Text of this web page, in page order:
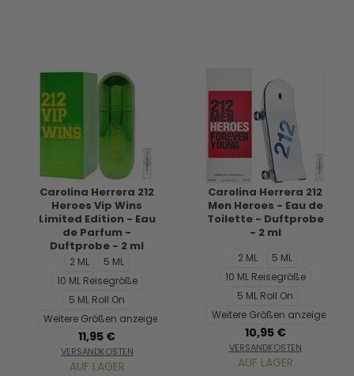
Carolina Herrera 212
Heroes Vip Wins
Limited Edition - Eau
de Parfum -
Duftprobe - 2 ml
2 ML
5 ML
10 ML Reisegröße
5 ML Roll On
Weitere Größen anzeigen...
11,95 €
VERSANDKOSTEN
AUF LAGER
Carolina Herrera 212
Men Heroes - Eau de
Toilette - Duftprobe
- 2 ml
2 ML
5 ML
10 ML Reisegröße
5 ML Roll On
Weitere Größen anzeigen...
10,95 €
VERSANDKOSTEN
AUF LAGER